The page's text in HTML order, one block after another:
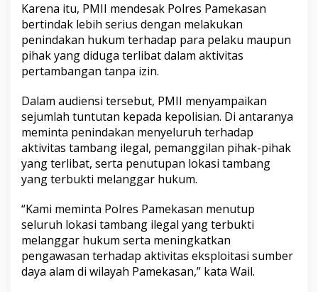
Karena itu, PMII mendesak Polres Pamekasan
bertindak lebih serius dengan melakukan
penindakan hukum terhadap para pelaku maupun
pihak yang diduga terlibat dalam aktivitas
pertambangan tanpa izin.
Dalam audiensi tersebut, PMII menyampaikan
sejumlah tuntutan kepada kepolisian. Di antaranya
meminta penindakan menyeluruh terhadap
aktivitas tambang ilegal, pemanggilan pihak-pihak
yang terlibat, serta penutupan lokasi tambang
yang terbukti melanggar hukum.
“Kami meminta Polres Pamekasan menutup
seluruh lokasi tambang ilegal yang terbukti
melanggar hukum serta meningkatkan
pengawasan terhadap aktivitas eksploitasi sumber
daya alam di wilayah Pamekasan,” kata Wail.